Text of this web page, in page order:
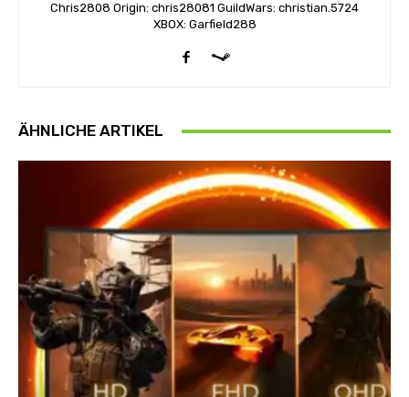
Chris2808 Origin: chris28081 GuildWars: christian.5724
XBOX: Garfield288
ÄHNLICHE ARTIKEL